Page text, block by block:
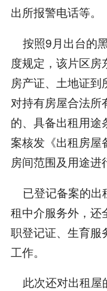
出所报警电话等。
按照9月出台的
度规定，该片区房
房产证、土地证到
对持有房屋合法所
的、具备出租用途
案核发《出租房屋
房间范围及用途进
已登记备案的出
租中介服务外，还
职登记证、生育服
工作。
此次还对出租屋